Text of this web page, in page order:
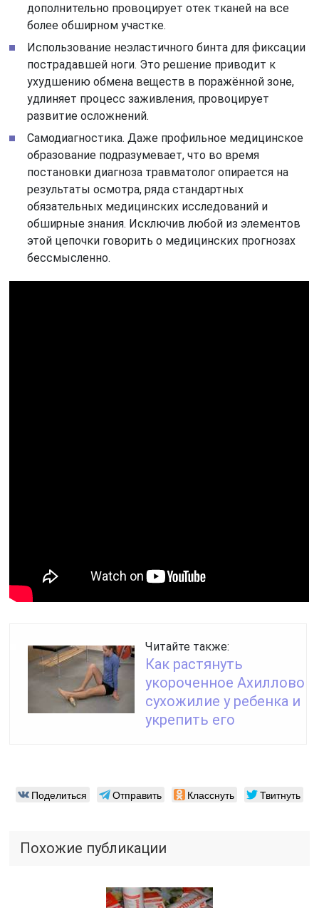
дополнительно провоцирует отек тканей на все
более обширном участке.
Использование неэластичного бинта для фиксации
пострадавшей ноги. Это решение приводит к
ухудшению обмена веществ в поражённой зоне,
удлиняет процесс заживления, провоцирует
развитие осложнений.
Самодиагностика. Даже профильное медицинское
образование подразумевает, что во время
постановки диагноза травматолог опирается на
результаты осмотра, ряда стандартных
обязательных медицинских исследований и
обширные знания. Исключив любой из элементов
этой цепочки говорить о медицинских прогнозах
бессмысленно.
Читайте также:
Как растянуть
укороченное Ахиллово
сухожилие у ребенка и
укрепить его
Поделиться Отправить Класснуть Твитнуть
Похожие публикации